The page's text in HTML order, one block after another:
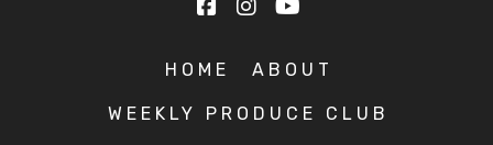
HOME ABOUT
WEEKLY PRODUCE CLUB